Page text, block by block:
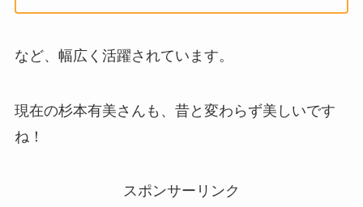
など、幅広く活躍されています。
現在の杉本有美さんも、昔と変わらず美しいです
ね！
スポンサーリンク